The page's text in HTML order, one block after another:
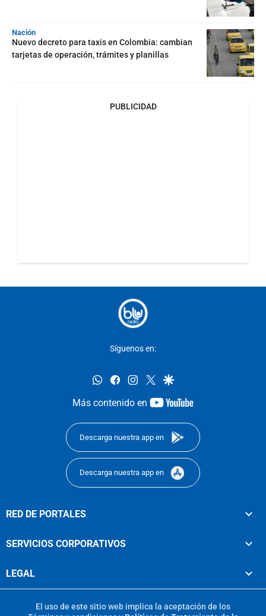
Nación
Nuevo decreto para taxis en Colombia: cambian
tarjetas de operación, trámites y planillas
PUBLICIDAD
Síguenos en:
whatsappfacebookinstagram
twittergoogle
Más contenido en
youtube-
Descarga nuestra app en
Descarga nuestra app en
RED DE PORTALES
SERVICIOS CORPORATIVOS
LEGAL
El uso de este sitio web implica la aceptación de los